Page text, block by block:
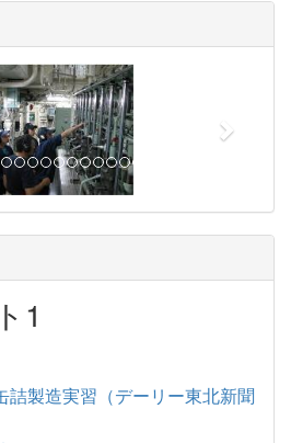
x
1
詰製造実習（デーリー東北新聞